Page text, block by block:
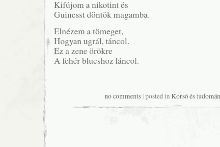
Kifújom a nikotint és
Guinesst döntök magamba.
Elnézem a tömeget,
Hogyan ugrál, táncol.
Ez a zene örökre
A fehér blueshoz láncol.
no comments | posted inKorsó és